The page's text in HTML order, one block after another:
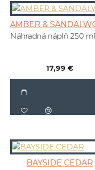
Náhradná náplň 250 ml
17,99 €
BAYSIDE CEDAR